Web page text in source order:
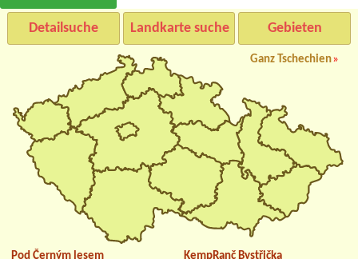
Detailsuche Landkarte suche Gebieten
Ganz Tschechien»
Pod Černým lesem KempRanč Bystřička